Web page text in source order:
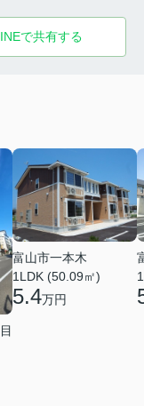
で共有する
富山市一本木
1LDK (50.09㎡)
5.4万円